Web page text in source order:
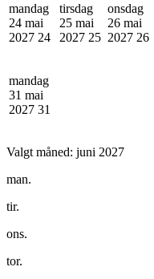
mandag
24 mai
2027 24
tirsdag
25 mai
2027 25
onsdag
26 mai
2027 26
mandag
31 mai
2027 31
Valgt måned: juni 2027
man.
tir.
ons.
tor.